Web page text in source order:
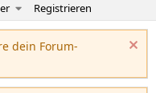
Registrieren
dein Forum-